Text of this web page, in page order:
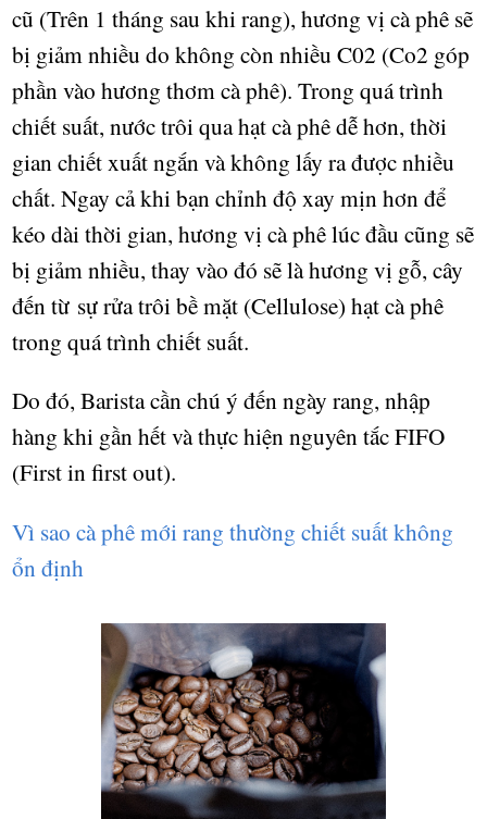
cũ (Trên 1 tháng sau khi rang), hương vịcà phê sẽ
bị giảm nhiều do không còn nhiều C02 (Co2 góp
phần vào hương thơm càphê). Trong quá trình
chiết suất, nước trôi qua hạt cà phê dễhơn, thời
gian chiết xuất ngắn và không lấy ra được nhiều
chất. Ngay cảkhi bạn chỉnh độ xay mịn hơnđể
kéo dài thời gian, hương vịcà phê lúc đầu cũng sẽ
bị giảm nhiều, thay vào đó sẽlà hương vị gỗ, cây
đến từ sựrửa trôi bềmặt (Cellulose) hạt cà phê
trong quá trình chiết suất.
Do đó, Barista cần chú ý đến ngày rang, nhập
hàng khi gần hết và thực hiện nguyên tắc FIFO
(First in first out).
Vì sao cà phê mới rang thường chiết suất không
ổn định